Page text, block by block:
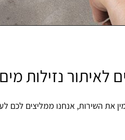
לאיתור נזילות
את השירות, אנחנו ממליצים לכם